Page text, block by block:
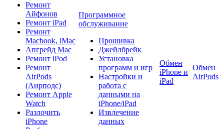
Ремонт
Айфонов
Ремонт iPad
Ремонт
Macbook, iMac
Апгрейд Mac
Ремонт iPod
Ремонт
AirPods
(Аирподс)
Ремонт Apple
Watch
Разлочить
iPhone
Программное
обслуживание
Прошивка
Джейлбрейк
Установка
программ и игр
Настройки и
работа с
данными на
iPhone/iPad
Извлечение
данных
Обмен
iPhone и
iPad
Обмен
AirPods